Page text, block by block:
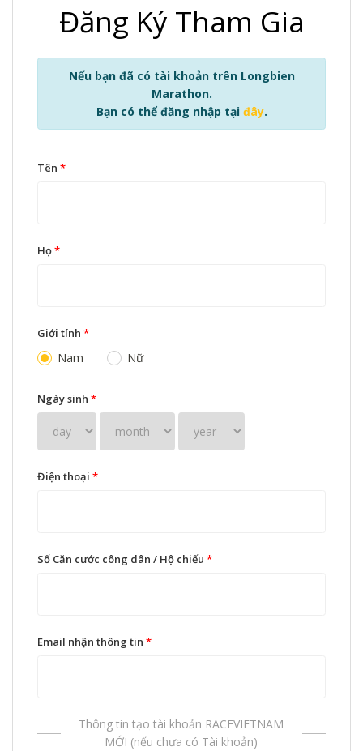
Đăng Ký Tham Gia
Nếu bạn đã có tài khoản trên Longbien
Marathon.
Bạn có thể đăng nhập tại đây.
Tên *
Họ*
Giới tính *
Nam Nữ
Ngày sinh *
Điện thoại *
Số Căn cước công dân / Hộ chiếu *
Email nhận thông tin *
Thông tin tạo tài khoản RACEVIETNAM
MỚI (nếu chưa có Tài khoản)